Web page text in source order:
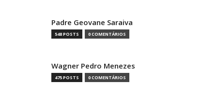
Padre Geovane Saraiva
548 POSTS 0 COMENTÁRIOS
Wagner Pedro Menezes
475 POSTS 0 COMENTÁRIOS